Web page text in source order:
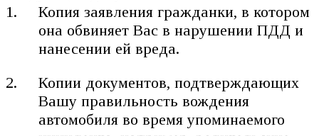
Копия заявления гражданки, в котором
она обвиняет Вас в нарушении ПДД и
нанесении ей вреда.
Копии документов, подтверждающих
Вашу правильность вождения
автомобиля во время упоминаемого